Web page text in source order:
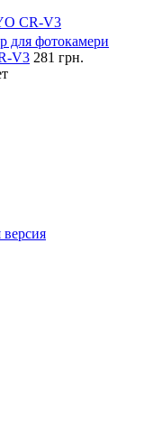
CR-V3
для фотокамери
V3 281 грн.